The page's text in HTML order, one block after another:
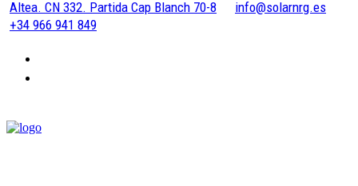
Altea. CN 332. Partida Cap Blanch 70-8
info@solarnrg.es
+34 966 941 849